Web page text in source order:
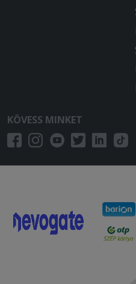
KÖVESS MINKET